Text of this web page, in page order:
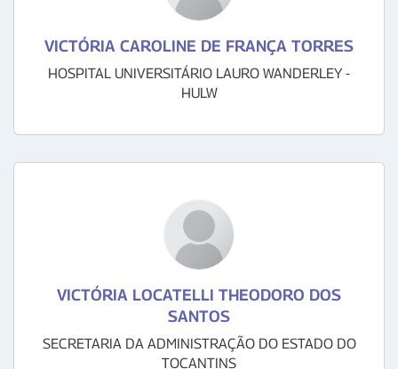
VICTÓRIA CAROLINE DE FRANÇA TORRES
HOSPITAL UNIVERSITÁRIO LAURO WANDERLEY -
HULW
VICTÓRIA LOCATELLI THEODORO DOS
SANTOS
SECRETARIA DA ADMINISTRAÇÃO DO ESTADO DO
TOCANTINS